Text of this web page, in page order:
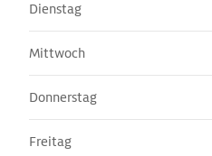
Dienstag
Mittwoch
Donnerstag
Freitag